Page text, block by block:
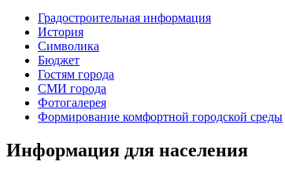
Градостроительная информация
История
Символика
Бюджет
Гостям города
СМИ города
Фотогалерея
Формирование комфортной городской среды
Информация для населения